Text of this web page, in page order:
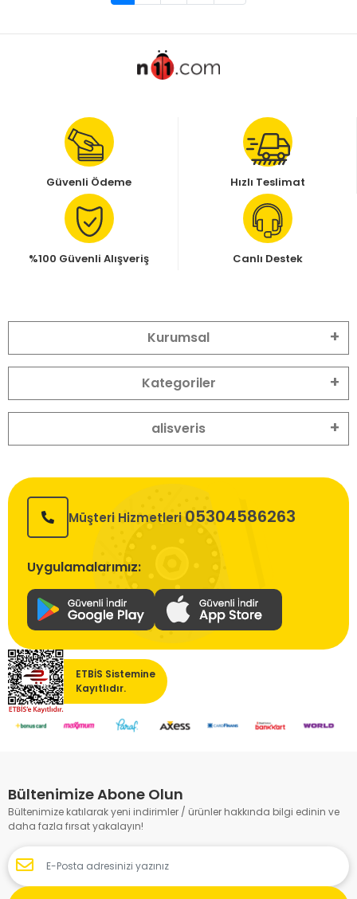
Güvenli Ödeme Hızlı Teslimat
%100 Güvenli Alışveriş Canlı Destek
Kurumsal
Kategoriler
alisveris
Müşteri Hizmetleri 05304586263
Uygulamalarımız:
ETBİS Sistemine
Kayıtlıdır.
Bültenimize Abone Olun
Bültenimize katılarak yeni indirimler / ürünler hakkında bilgi edinin ve
daha fazla fırsat yakalayın!